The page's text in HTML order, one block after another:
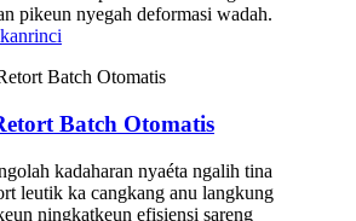
pikeun nyegah deformasi wadah.
rinci
Batch Otomatis
kadaharan nyaéta ngalih tina
leutik ka cangkang anu langkung
ningkatkeun efisiensi sareng